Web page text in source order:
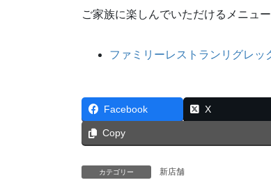
ご家族に楽しんでいただけるメニュ
ファミリーレストランリグレッ
Facebook X
Copy
カテゴリー 新店舗